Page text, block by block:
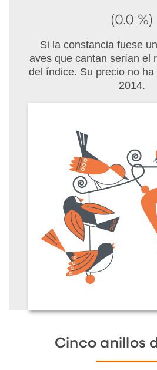
(0.0 %)
Si la constancia fuese
aves que cantan serían el
del índice. Su precio no
2014.
Cinco anillos